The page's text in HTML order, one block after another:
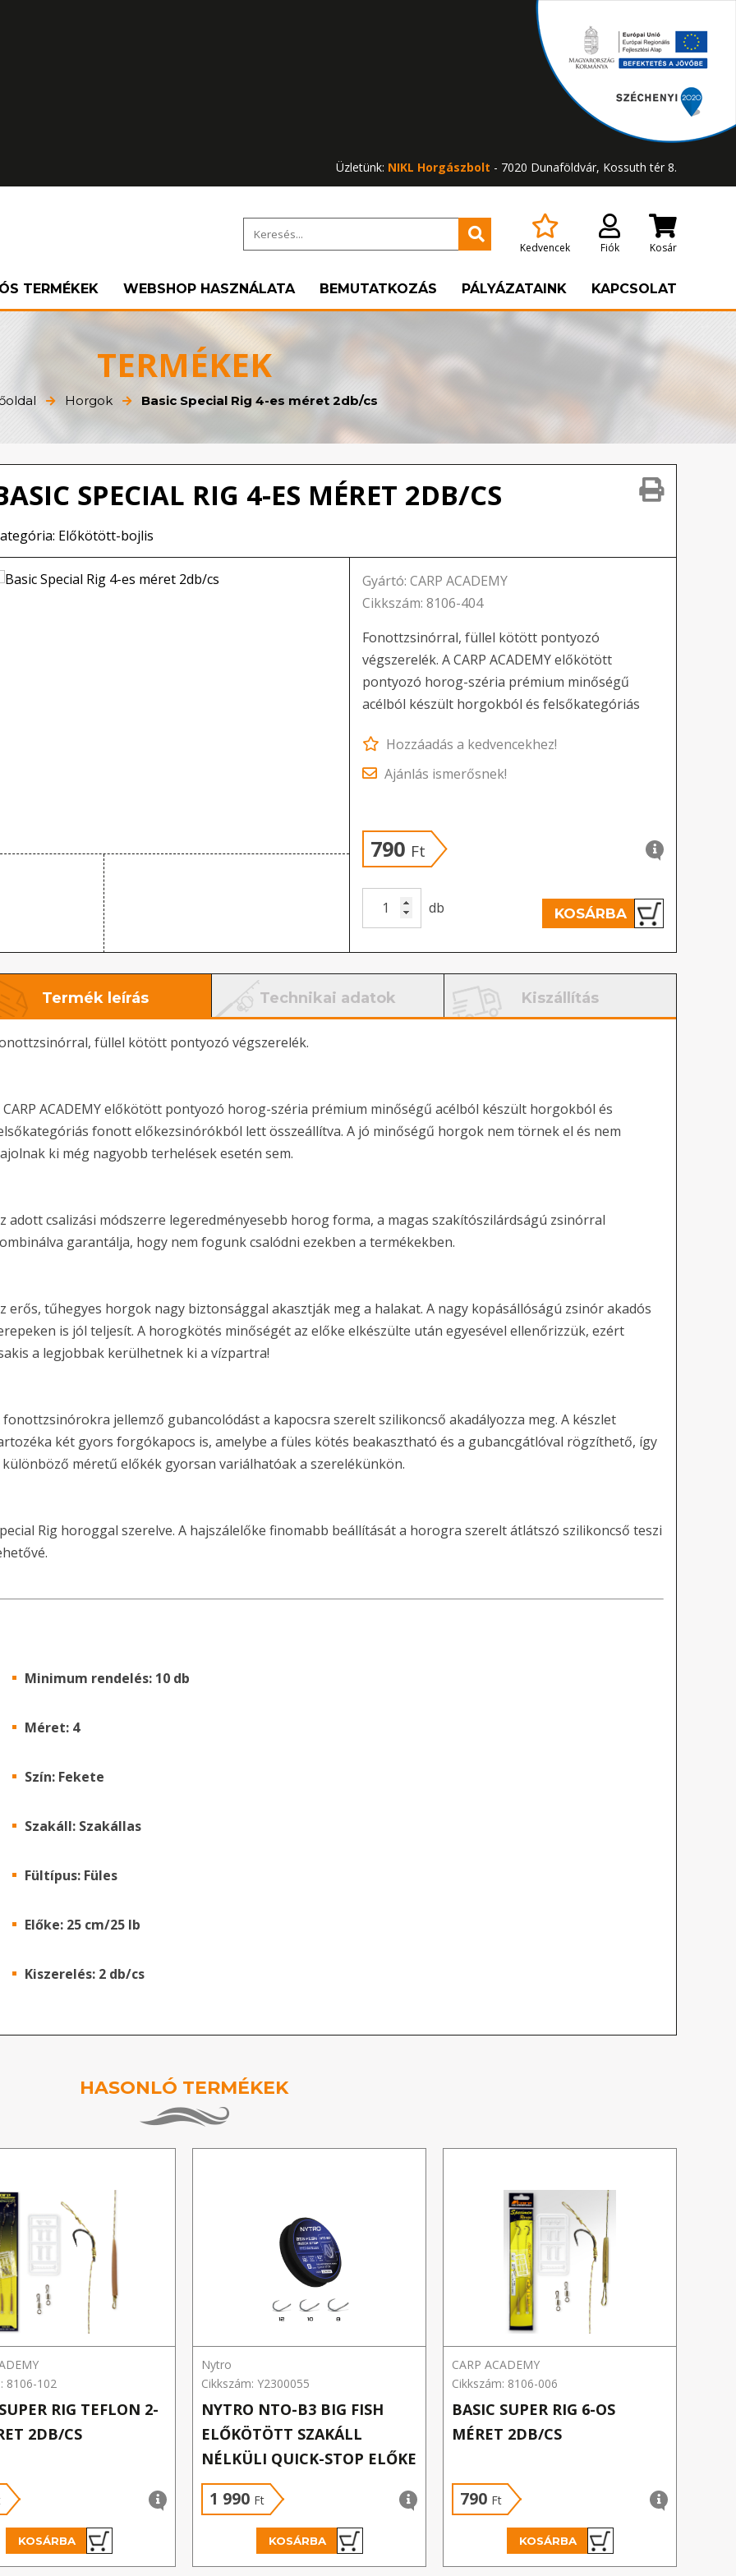
Üzletünk: NIKL Horgászbolt - 7020 Dunaföldvár, Kossuth tér 8.
Kedvencek Fiók Kosár
TERMÉKEK WEBSHOP HASZNÁLATA BEMUTATKOZÁS PÁLYÁZATAINK KAPCSOLAT
TERMÉKEK
Horgok Basic Special Rig 4-es méret 2db/cs
SPECIAL RIG 4-ES MÉRET 2DB/CS
Előkötött-bojlis
Gyártó: CARP ACADEMY
Cikkszám: 8106-404
Fonottzsinórral, füllel kötött pontyozó
végszerelék. A CARP ACADEMY előkötött
pontyozó horog-széria prémium minőségű
acélból készült horgokból és felsőkategóriás
Hozzáadás a kedvencekhez!
Ajánlás ismerősnek!
790 Ft
db KOSÁRBA
Termék leírás Technikai adatok Kiszállítás
füllel kötött pontyozó végszerelék.
CARP ACADEMY előkötött pontyozó horog-széria prémium minőségű acélból készült horgokból és
fonott előkezsinórókból lett összeállítva. A jó minőségű horgok nem törnek el és nem
ki még nagyobb terhelések esetén sem.
adott csalizási módszerre legeredményesebb horog forma, a magas szakítószilárdságú zsinórral
garantálja, hogy nem fogunk csalódni ezekben a termékekben.
erős, tűhegyes horgok nagy biztonsággal akasztják meg a halakat. A nagy kopásállóságú zsinór akadós
is jól teljesít. A horogkötés minőségét az előke elkészülte után egyesével ellenőrizzük, ezért
a legjobbak kerülhetnek ki a vízpartra!
fonottzsinórokra jellemző gubancolódást a kapocsra szerelt szilikoncső akadályozza meg. A készlet
két gyors forgókapocs is, amelybe a füles kötés beakasztható és a gubancgátlóval rögzíthető, így
különböző méretű előkék gyorsan variálhatóak a szerelékünkön.
Rig horoggal szerelve. A hajszálelőke finomabb beállítását a horogra szerelt átlátszó szilikoncső teszi
Minimum rendelés: 10 db
Méret: 4
Szín: Fekete
Szakáll: Szakállas
Fültípus: Füles
Előke: 25 cm/25 lb
Kiszerelés: 2 db/cs
HASONLÓ TERMÉKEK
8106-102
RIG TEFLON 2-
2DB/CS
KOSÁRBA
Nytro
Cikkszám: Y2300055
NYTRO NTO-B3 BIG FISH
ELŐKÖTÖTT SZAKÁLL
NÉLKÜLI QUICK-STOP ELŐKE
25 CM 8/0,30MM
1 990 Ft
KOSÁRBA
CARP ACADEMY
Cikkszám: 8106-006
BASIC SUPER RIG 6-OS
MÉRET 2DB/CS
790 Ft
KOSÁRBA